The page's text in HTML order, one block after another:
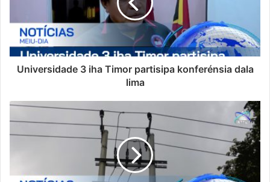
Universidade 3 iha Timor partisipa konferénsia dala
lima